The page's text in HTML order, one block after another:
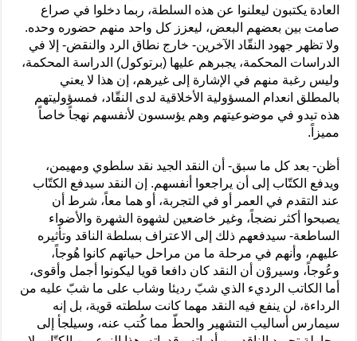
العادة يكتبون ليعلنوا عن هذه السلطة، ربما دخلوا في صراع
صامت بين بعضهم البعض، ليعزز كل واحد منهم حضوره وحده.
ولا تظهر جهود النقّاد الآخرين- خارج نطاق الرد والنقض- إلا في
الدراسات المحكمة، يجبرهم عليها (برتوكول) الدراسة المحكمة،
وليس رغبة منهم في الإشارة إلى غيرهم، إن هذا لا يعني
بالمطلق انعدام المسؤولية الأخلاقية لدى النقّاد، فمسؤوليتهم
هذه تبدو في موضوعيتهم وهم يؤسسون لأنفسهم نهجاً خاصاً
مميزاً.
أظن- بعد كل ما سبق- أن النقد الجيد نقد سلطوي ومهيمن،
ويدفع الكتّاب إلى أن يراجعوا أنفسهم. إن النقد سيدفع الكتّاب
عند التقدم في العمر أو في التجربة، أو هما معاً، شرط أن
يصبحوا أكثر نضجاً، وغير خاضعين لشهوة الشهرة والأضواء
الساطعة- سيدفعهم ذلك إلى الاعتراف بسلطة الناقد وتأثيره
عليهم، وأنهم في مرحلة ما من مراحل حياتهم كانوا هُوجاً،
وعُوجاً، وسيروْن أن النقد كان دافعا قويا ليكونوا أجمل وأقوى،
أما الكاتب الرديء الذي شبّ رديئا وشاب على ما شبّ عليه من
الرداءة، لن ينفع فيه النقد مهما كانت سلطته قوية، بل إنه
سيمارس أساليب التشهير والحطّ مما كُتب عنه، وسيلجأ إلى